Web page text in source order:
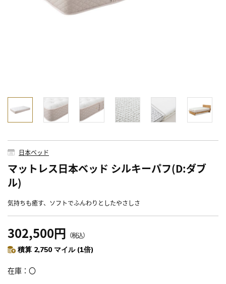
日本ベッド
マットレス日本ベッド シルキーパフ(D:ダブ
ル)
気持ちも癒す、ソフトでふんわりとしたやさしさ
302,500円 （税込）
積算 2,750 マイル (1倍)
在庫 〇